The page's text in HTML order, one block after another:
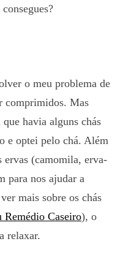
o meu problema de
comprimidos. Mas
havia alguns chás
e optei pelo chá. Além
ervas (camomila, erva-
para nos ajudar a
mais sobre os chás
Remédio Caseiro), o
relaxar.